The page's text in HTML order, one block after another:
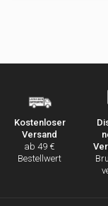
Kostenloser
Versand
ab 49 €
Bestellwert